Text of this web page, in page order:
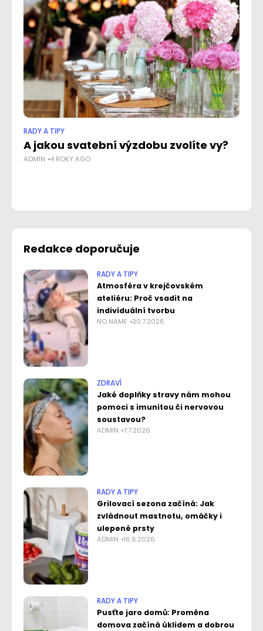
RADY A TIPY
A jakou svatební výzdobu zvolíte vy?
ADMIN 4 ROKY AGO
Redakce doporučuje
RADY A TIPY
Atmosféra v krejčovském
ateliéru: Proč vsadit na
individuální tvorbu
NO NAME 30.7.2026
ZDRAVÍ
Jaké doplňky stravy nám mohou
pomoci s imunitou či nervovou
soustavou?
ADMIN 7.7.2026
RADY A TIPY
Grilovací sezona začíná: Jak
zvládnout mastnotu, omáčky i
ulepené prsty
ADMIN 16.6.2026
RADY A TIPY
Pusťte jaro domů: Proměna
domova začíná úklidem a dobrou